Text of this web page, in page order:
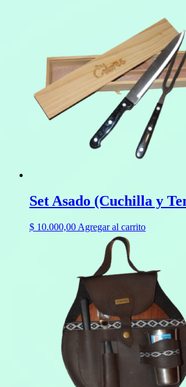
Set Asado (Cuchilla y
$ 10.000,00 Agregar al carrito